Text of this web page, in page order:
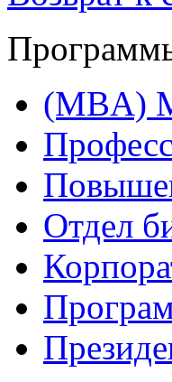
(MBA)
Отдел